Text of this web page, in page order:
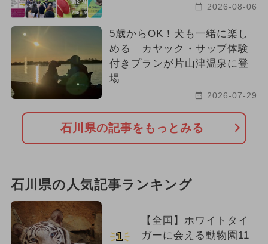
2026-08-06
5歳からOK！犬も一緒に楽し
める カヤック・サップ体験
付きプランが片山津温泉に登
場
2026-07-29
石川県の記事をもっとみる
石川県の人気記事ランキング
1
【全国】ホワイトタイ
ガーに会える動物園11